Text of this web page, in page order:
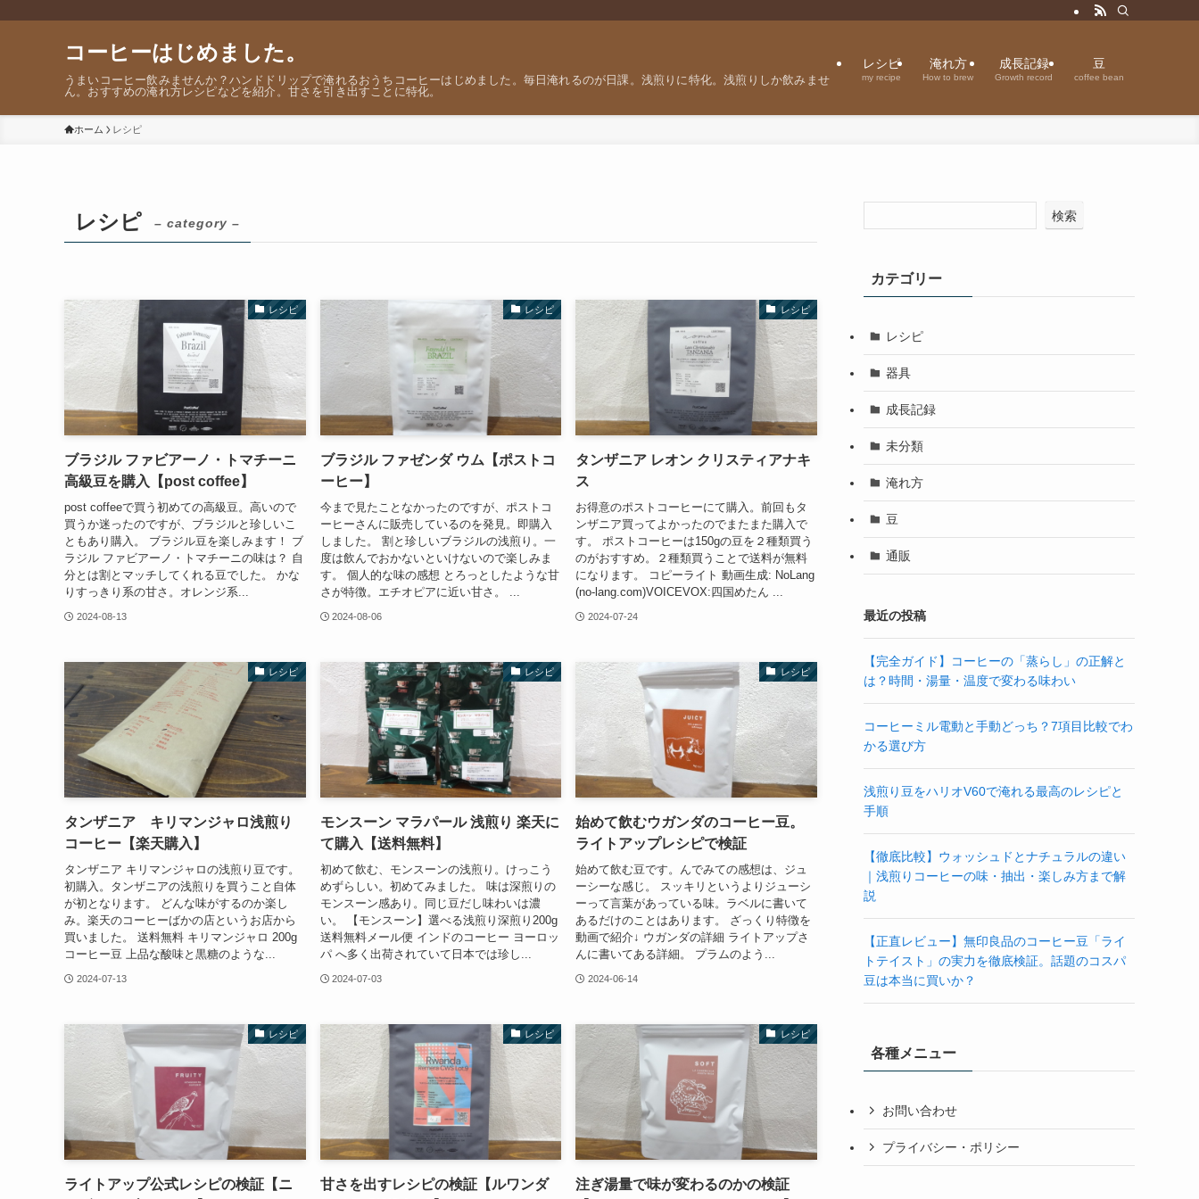
コーヒーはじめました。
うまいコーヒー飲みませんか？ハンドドリップで淹れるおうちコーヒーはじめました。毎日淹れるのが日課。浅煎りに特化。浅煎りしか飲みませ
ん。おすすめの淹れ方レシピなどを紹介。甘さを引き出すことに特化。
レシピ
my recipe
淹れ方
How to brew
成長記録
Growth record
豆
coffee bean
ホーム レシピ
レシピ – category –
レシピ
ブラジル ファビアーノ・トマチーニ
高級豆を購入【post coffee】
post coffeeで買う初めての高級豆。高いので
買うか迷ったのですが、ブラジルと珍しいこ
ともあり購入。 ブラジル豆を楽しみます！ ブ
ラジル ファビアーノ・トマチーニの味は？ 自
分とは割とマッチしてくれる豆でした。 かな
りすっきり系の甘さ。オレンジ系...
2024-08-13
レシピ
ブラジル ファゼンダ ウム【ポストコ
ーヒー】
今まで見たことなかったのですが、ポストコ
ーヒーさんに販売しているのを発見。即購入
しました。 割と珍しいブラジルの浅煎り。一
度は飲んでおかないといけないので楽しみま
す。 個人的な味の感想 とろっとしたような甘
さが特徴。エチオピアに近い甘さ。 ...
2024-08-06
レシピ
タンザニア レオン クリスティアナキ
ス
お得意のポストコーヒーにて購入。前回もタ
ンザニア買ってよかったのでまたまた購入で
す。 ポストコーヒーは150gの豆を２種類買う
のがおすすめ。２種類買うことで送料が無料
になります。 コピーライト 動画生成: NoLang
(no-lang.com)VOICEVOX:四国めたん ...
2024-07-24
レシピ
タンザニア キリマンジャロ浅煎り
コーヒー【楽天購入】
タンザニア キリマンジャロの浅煎り豆です。
初購入。タンザニアの浅煎りを買うこと自体
が初となります。 どんな味がするのか楽し
み。楽天のコーヒーばかの店というお店から
買いました。 送料無料 キリマンジャロ 200g
コーヒー豆 上品な酸味と黒糖のような...
2024-07-13
レシピ
モンスーン マラパール 浅煎り 楽天に
て購入【送料無料】
初めて飲む、モンスーンの浅煎り。けっこう
めずらしい。初めてみました。 味は深煎りの
モンスーン感あり。同じ豆だし味わいは濃
い。 【モンスーン】選べる浅煎り深煎り200g
送料無料メール便 インドのコーヒー ヨーロッ
パ へ多く出荷されていて日本では珍し...
2024-07-03
レシピ
始めて飲むウガンダのコーヒー豆。
ライトアップレシピで検証
始めて飲む豆です。んでみての感想は、ジュ
ーシーな感じ。 スッキリというよりジューシ
ーって言葉があっている味。ラベルに書いて
あるだけのことはあります。 ざっくり特徴を
動画で紹介↓ ウガンダの詳細 ライトアップさ
んに書いてある詳細。 プラムのよう...
2024-06-14
レシピ
ライトアップ公式レシピの検証【ニ
レシピ
甘さを出すレシピの検証【ルワンダ
レシピ
注ぎ湯量で味が変わるのかの検証
検索
カテゴリー
レシピ
器具
成長記録
未分類
淹れ方
豆
通販
最近の投稿
【完全ガイド】コーヒーの「蒸らし」の正解と
は？時間・湯量・温度で変わる味わい
コーヒーミル電動と手動どっち？7項目比較でわ
かる選び方
浅煎り豆をハリオV60で淹れる最高のレシピと
手順
【徹底比較】ウォッシュドとナチュラルの違い
｜浅煎りコーヒーの味・抽出・楽しみ方まで解
説
【正直レビュー】無印良品のコーヒー豆「ライ
トテイスト」の実力を徹底検証。話題のコスパ
豆は本当に買いか？
各種メニュー
お問い合わせ
プライバシー・ポリシー